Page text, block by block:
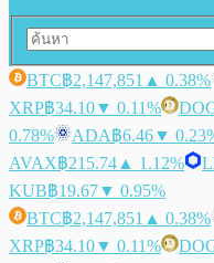
BTC฿2,147,851 ▲ 0.38%
XRP฿34.10▼ 0.11%
0.78%
ADA฿6.46▼
AVAX฿215.74 ▲ 1.12%
KUB฿19.67▼ 0.95%
BTC฿2,147,851 ▲ 0.38%
XRP฿34.10▼ 0.11%